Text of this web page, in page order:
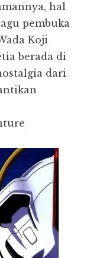
hal
pembuka
Koji
berada di
dari